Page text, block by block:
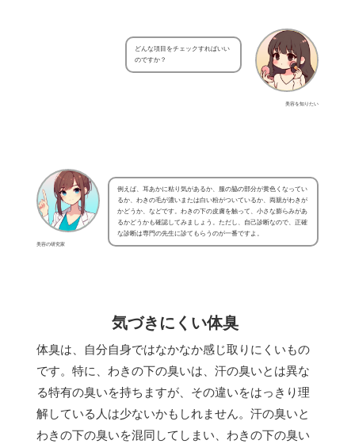
美容を知りたい
どんな項目をチェックすればいい
のですか？
美容の研究家
例えば、耳あかに粘り気があるか、服の脇の部分が黄色くなってい
るか、わきの毛が濃いまたは白い粉がついているか、両親がわきが
かどうか、などです。わきの下の皮膚を触って、小さな膨らみがあ
るかどうかも確認してみましょう。ただし、自己診断なので、正確
な診断は専門の先生に診てもらうのが一番ですよ。
気づきにくい体臭
体臭は、自分自身ではなかなか感じ取りにくいもの
です。特に、わきの下の臭いは、汗の臭いとは異な
る特有の臭いを持ちますが、その違いをはっきり理
解している人は少ないかもしれません。汗の臭いと
わきの下の臭いを混同してしまい、わきの下の臭い